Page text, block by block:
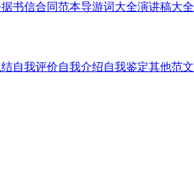
书信合同范本导游词大全演讲稿大全
自我评价自我介绍自我鉴定其他范文